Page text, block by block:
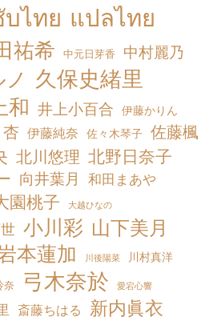
ไทย แปลไทย
祐希 中元日芽香 中村麗乃
久保史緒里
和 井上小百合 伊藤かりん
伊藤純奈 佐々木琴子 佐藤楓
北川悠理 北野日奈子
向井葉月 和田まあや
園桃子 大越ひなの
小川彩 山下美月
本蓮加 川後陽菜 川村真洋
奈 弓木奈於 愛宕心響
斎藤ちはる
新内眞衣